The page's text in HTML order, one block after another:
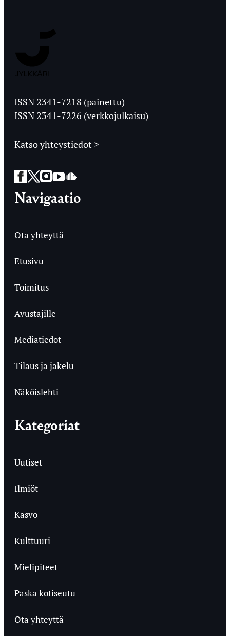
Ylioppilaslehti
ISSN 2341-7218 (painettu)
ISSN 2341-7226 (verkkojulkaisu)
Katso yhteystiedot >
Facebook
Twitter
Instagram
YouTube
SoundCloud
Navigaatio
Ota yhteyttä
Etusivu
Toimitus
Avustajille
Mediatiedot
Tilaus ja jakelu
Näköislehti
Kategoriat
Uutiset
Ilmiöt
Kasvo
Kulttuuri
Mielipiteet
Paska kotiseutu
Ota yhteyttä